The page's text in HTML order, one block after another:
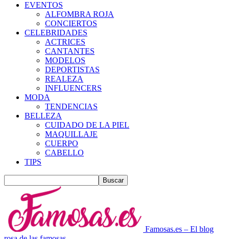
EVENTOS
ALFOMBRA ROJA
CONCIERTOS
CELEBRIDADES
ACTRICES
CANTANTES
MODELOS
DEPORTISTAS
REALEZA
INFLUENCERS
MODA
TENDENCIAS
BELLEZA
CUIDADO DE LA PIEL
MAQUILLAJE
CUERPO
CABELLO
TIPS
Famosas.es – El blog